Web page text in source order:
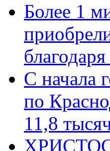
Более 1
С начала
по
11,8
ХРИСТОС